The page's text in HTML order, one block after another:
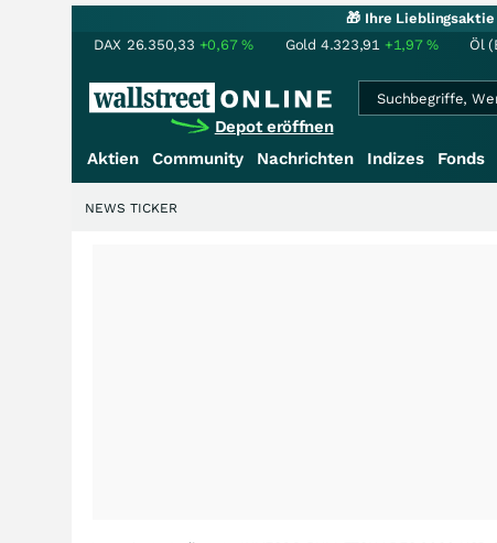
🎁 Ihre
DAX 26.350,33 +0,67% Gold 4.323,91 +1,97% Öl
Depot eröffnen
Aktien Community Nachrichten Indizes Fonds
NEWS TICKER